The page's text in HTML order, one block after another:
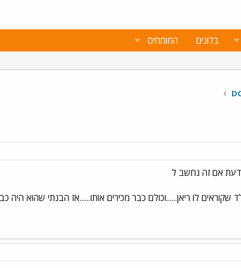
בלוגים המומחים